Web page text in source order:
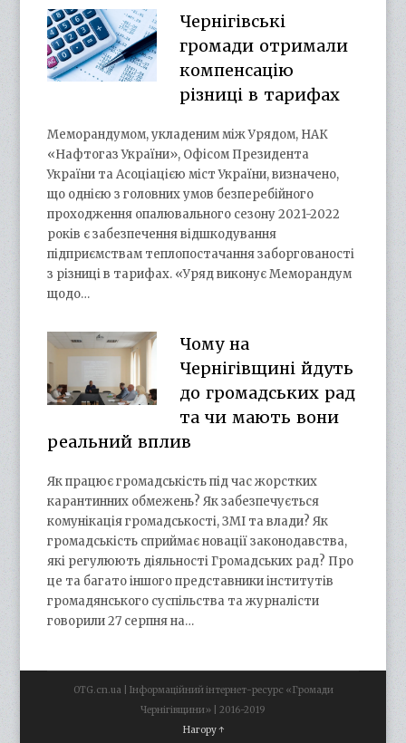
Чернігівські
громади отримали
компенсацію
різниці в тарифах
Меморандумом, укладеним між Урядом, НАК
«Нафтогаз України», Офісом Президента
України та Асоціацією міст України, визначено,
що однією з головних умов безперебійного
проходження опалювального сезону 2021-2022
років є забезпечення відшкодування
підприємствам теплопостачання заборгованості
з різниці в тарифах. «Уряд виконує Меморандум
щодо…
Чому на
Чернігівщині йдуть
до громадських рад
та чи мають вони
реальний вплив
Як працює громадськість під час жорстких
карантинних обмежень? Як забезпечується
комунікація громадськості, ЗМІ та влади? Як
громадськість сприймає новації законодавства,
які регулюють діяльності Громадських рад? Про
це та багато іншого представники інститутів
громадянського суспільства та журналісти
говорили 27 серпня на…
OTG.cn.ua | Інформаційний інтернет-ресурс «Громади
Чернігівщини» | 2016-2019
Нагору ↑